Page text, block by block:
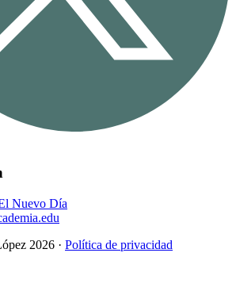
Nuevo Día
2026 · Política de privacidad